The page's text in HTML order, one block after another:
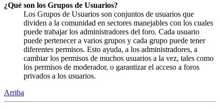
¿Qué son los Grupos de Usuarios?
Los Grupos de Usuarios son conjuntos de usuarios que
dividen a la comunidad en sectores manejables con los cuales
puede trabajar los administradores del foro. Cada usuario
puede pertenecer a varios grupos y cada grupo puede tener
diferentes permisos. Esto ayuda, a los administradores, a
cambiar los permisos de muchos usuarios a la vez, tales como
los permisos de moderador, o garantizar el acceso a foros
privados a los usuarios.
Arriba